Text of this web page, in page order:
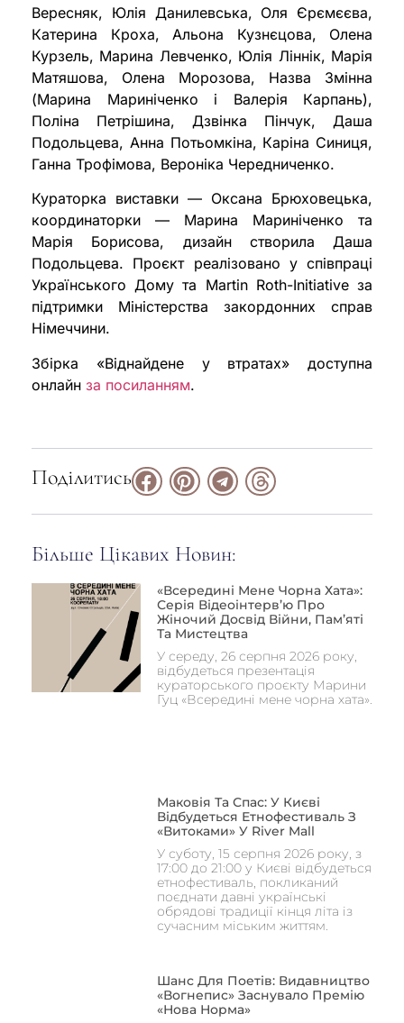
Вересняк, Юлія Данилевська, Оля Єрємєєва,
Катерина Кроха, Альона Кузнєцова, Олена
Курзель, Марина Левченко, Юлія Ліннік, Марія
Матяшова, Олена Морозова, Назва Змінна
(Марина Мариніченко і Валерія Карпань),
Поліна Петрішина, Дзвінка Пінчук, Даша
Подольцева, Анна Потьомкіна, Каріна Синиця,
Ганна Трофімова, Вероніка Чередниченко.
Кураторка виставки — Оксана Брюховецька,
координаторки — Марина Мариніченко та
Марія Борисова, дизайн створила Даша
Подольцева. Проєкт реалізовано у співпраці
Українського Дому та Martin Roth-Initiative за
підтримки Міністерства закордонних справ
Німеччини.
Збірка «Віднайдене у втратах» доступна
онлайн за посиланням.
Поділитись
Більше Цікавих Новин:
«Всередині Мене Чорна Хата»:
Серія Відеоінтерв’ю Про
Жіночий Досвід Війни, Пам’яті
Та Мистецтва
У середу, 26 серпня 2026 року,
відбудеться презентація
кураторського проєкту Марини
Гуц «Всередині мене чорна хата».
Маковія Та Спас: У Києві
Відбудеться Етнофестиваль З
«Витоками» У River Mall
У суботу, 15 серпня 2026 року, з
17:00 до 21:00 у Києві відбудеться
етнофестиваль, покликаний
поєднати давні українські
обрядові традиції кінця літа із
сучасним міським життям.
Шанс Для Поетів: Видавництво
«Вогнепис» Заснувало Премію
«Нова Норма»